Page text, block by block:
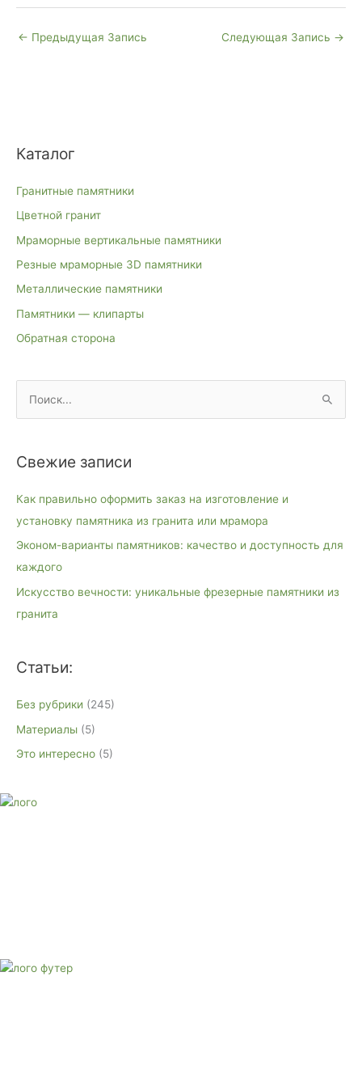
Каталог
Гранитные памятники
Цветной гранит
Мраморные вертикальные памятники
Резные мраморные 3D памятники
Металлические памятники
Памятники — клипарты
Обратная сторона
с
Свежие записи
Как правильно оформить заказ на изготовление и
установку памятника из гранита или мрамора
Эконом-варианты памятников: качество и доступность для
каждого
Искусство вечности: уникальные фрезерные памятники из
гранита
Статьи:
Без рубрики (245)
Материалы (5)
Это интересно (5)
← Предыдущая Запись Следующая Запись →